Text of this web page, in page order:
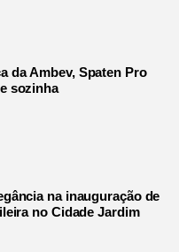
da Ambev, Spaten Pro
sozinha
na inauguração de
no Cidade Jardim